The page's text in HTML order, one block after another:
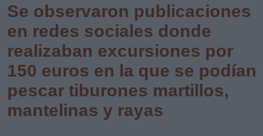
Se observaron publicaciones
en redes sociales donde
realizaban excursiones por
150 euros en la que se podían
pescar tiburones martillos,
mantelinas y rayas